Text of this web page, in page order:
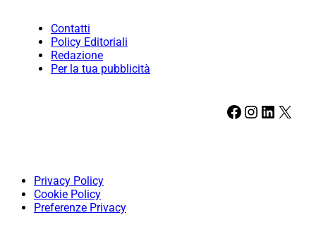
Contatti
Policy Editoriali
Redazione
Per la tua pubblicità
Facebook Instagram LinkedIn X
Privacy Policy
Cookie Policy
Preferenze Privacy